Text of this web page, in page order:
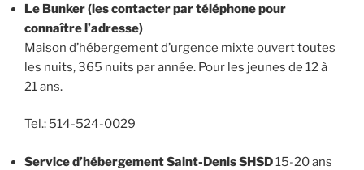
Le Bunker (les contacter par téléphone pour
connaître l’adresse)
Maison d’hébergement d’urgence mixte ouvert toutes
les nuits, 365 nuits par année. Pour les jeunes de 12 à
21 ans.
Tel.: 514-524-0029
Service d’hébergement Saint-Denis SHSD15-20 ans